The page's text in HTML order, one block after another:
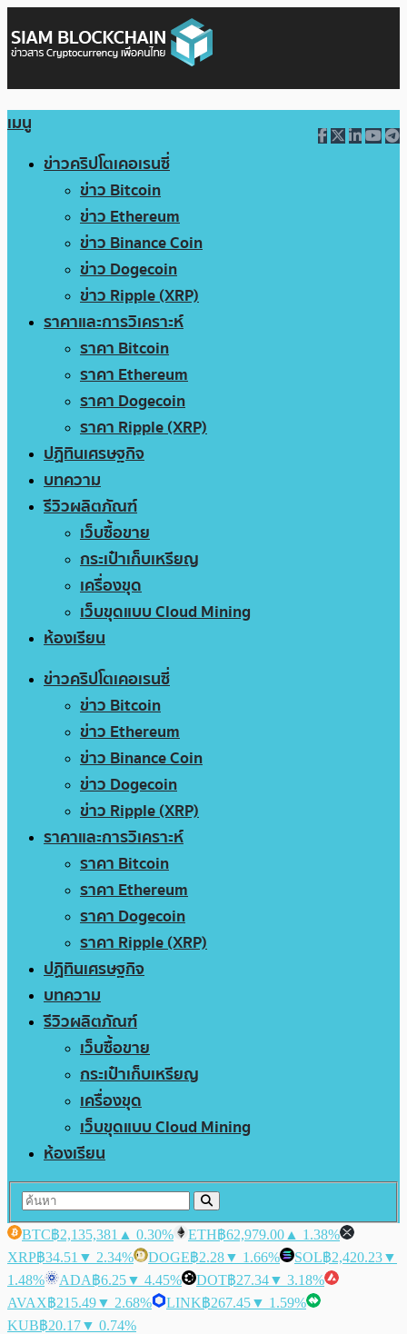
เมนู
ข่าวคริปโตเคอเรนซี่
ข่าว Bitcoin
ข่าว Ethereum
ข่าว Binance Coin
ข่าว Dogecoin
ข่าว Ripple (XRP)
ราคาและการวิเคราะห์
ราคา Bitcoin
ราคา Ethereum
ราคา Dogecoin
ราคา Ripple (XRP)
ปฏิทินเศรษฐกิจ
บทความ
รีวิวผลิตภัณฑ์
เว็บซื้อขาย
กระเป๋าเก็บเหรียญ
เครื่องขุด
เว็บขุดแบบ Cloud Mining
ห้องเรียน
ข่าวคริปโตเคอเรนซี่
ข่าว Bitcoin
ข่าว Ethereum
ข่าว Binance Coin
ข่าว Dogecoin
ข่าว Ripple (XRP)
ราคาและการวิเคราะห์
ราคา Bitcoin
ราคา Ethereum
ราคา Dogecoin
ราคา Ripple (XRP)
ปฏิทินเศรษฐกิจ
บทความ
รีวิวผลิตภัณฑ์
เว็บซื้อขาย
กระเป๋าเก็บเหรียญ
เครื่องขุด
เว็บขุดแบบ Cloud Mining
ห้องเรียน
BTC฿2,135,381 ▲ 0.30% ETH฿62,979.00 ▲ 1.38%
XRP฿34.51 ▼ 2.34% DOGE฿2.28▼ 1.66% SOL฿2,420.23▼
1.48%
ADA฿6.25▼ 4.45% DOT฿27.34▼ 3.18%
AVAX฿215.49▼ 2.68% LINK฿267.45▼ 1.59%
KUB฿20.17▼ 0.74%